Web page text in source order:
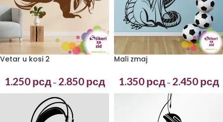
Vetar u kosi 2
1.250 рсд – 2.850 рсд
Mali zmaj
1.350 рсд – 2.450 рсд